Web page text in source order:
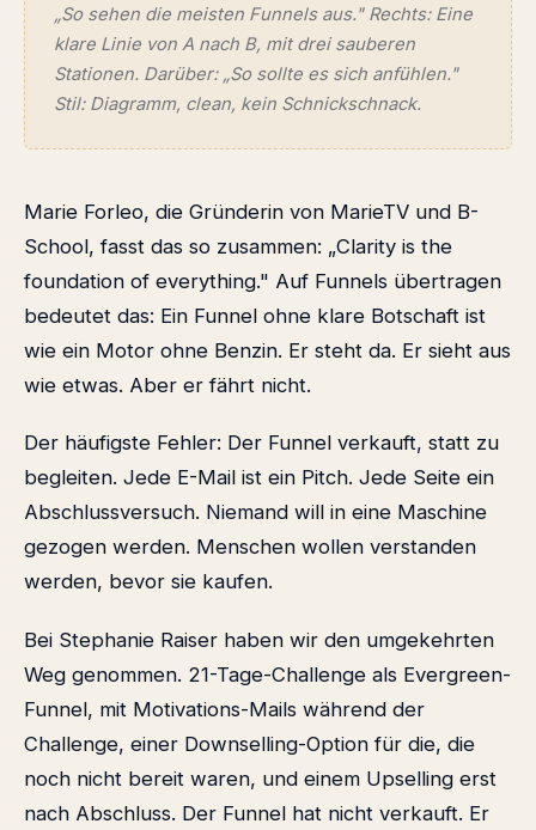
„So sehen die meisten Funnels aus." Rechts: Eine
klare Linie von A nach B, mit drei sauberen
Stationen. Darüber: „So sollte es sich anfühlen."
Stil: Diagramm, clean, kein Schnickschnack.
Marie Forleo, die Gründerin von MarieTV und B-
School, fasst das so zusammen: „Clarity is the
foundation of everything." Auf Funnels übertragen
bedeutet das: Ein Funnel ohne klare Botschaft ist
wie ein Motor ohne Benzin. Er steht da. Er sieht aus
wie etwas. Aber er fährt nicht.
Der häufigste Fehler: Der Funnel verkauft, statt zu
begleiten. Jede E-Mail ist ein Pitch. Jede Seite ein
Abschlussversuch. Niemand will in eine Maschine
gezogen werden. Menschen wollen verstanden
werden, bevor sie kaufen.
Bei Stephanie Raiser haben wir den umgekehrten
Weg genommen. 21-Tage-Challenge als Evergreen-
Funnel, mit Motivations-Mails während der
Challenge, einer Downselling-Option für die, die
noch nicht bereit waren, und einem Upselling erst
nach Abschluss. Der Funnel hat nicht verkauft. Er